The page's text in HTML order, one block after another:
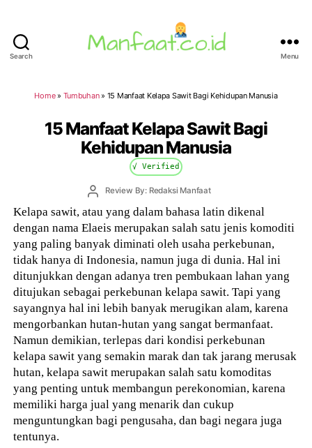
Search Menu
Home» Tumbuhan» 15 Manfaat Kelapa Sawit Bagi Kehidupan Manusia
15 Manfaat Kelapa Sawit Bagi
Kehidupan Manusia
√ Verified
PostReview By: Redaksi Manfaat
Kelapa sawit, atau yang dalam bahasa latin dikenal
dengan nama Elaeis merupakan salah satu jenis komoditi
yang paling banyak diminati oleh usaha perkebunan,
tidak hanya di Indonesia, namun juga di dunia. Hal ini
ditunjukkan dengan adanya tren pembukaan lahan yang
ditujukan sebagai perkebunan kelapa sawit. Tapi yang
sayangnya hal ini lebih banyak merugikan alam, karena
mengorbankan hutan-hutan yang sangat bermanfaat.
Namun demikian, terlepas dari kondisi perkebunan
kelapa sawit yang semakin marak dan tak jarang merusak
hutan, kelapa sawit merupakan salah satu komoditas
yang penting untuk membangun perekonomian, karena
memiliki harga jual yang menarik dan cukup
menguntungkan bagi pengusaha, dan bagi negara juga
tentunya.